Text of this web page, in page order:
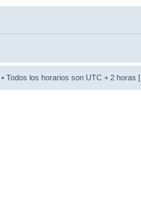
• Todos los horarios son UTC + 2 horas [